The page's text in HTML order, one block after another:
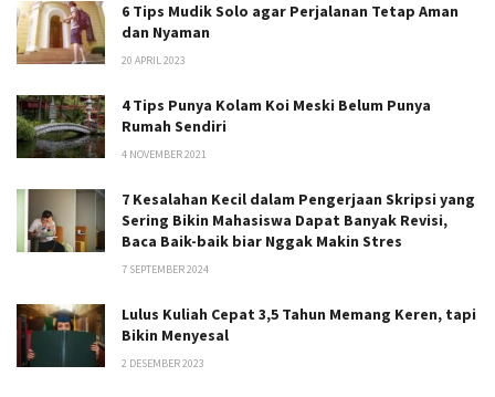
6 Tips Mudik Solo agar Perjalanan Tetap Aman
dan Nyaman
20 APRIL 2023
4 Tips Punya Kolam Koi Meski Belum Punya
Rumah Sendiri
4 NOVEMBER 2021
7 Kesalahan Kecil dalam Pengerjaan Skripsi yang
Sering Bikin Mahasiswa Dapat Banyak Revisi,
Baca Baik-baik biar Nggak Makin Stres
7 SEPTEMBER 2024
Lulus Kuliah Cepat 3,5 Tahun Memang Keren, tapi
Bikin Menyesal
2 DESEMBER 2023